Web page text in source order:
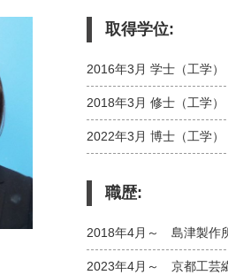
取得学位:
2016年3月 学士（工学
2018年3月 修士（工学
2022年3月 博士（工学
職歴:
2018年4月～ 島津製作
2023年4月～ 京都工芸